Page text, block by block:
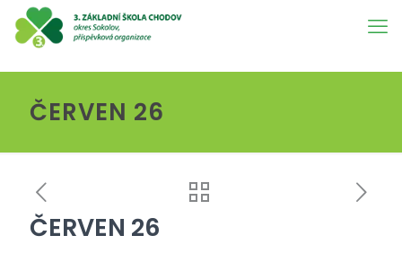
ČERVEN 26
ČERVEN 26